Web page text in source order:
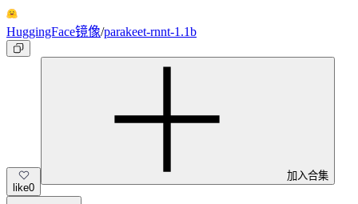
HuggingFace镜像/parakeet-rnnt-1.1b
like0
加入合集